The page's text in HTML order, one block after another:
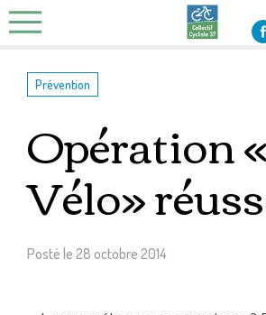
Skip
to
Prévention
Opération
Vélo»
Posté le 28 octobre 2014